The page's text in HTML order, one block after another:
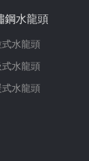
鋼水龍頭
水龍頭
水龍頭
水龍頭